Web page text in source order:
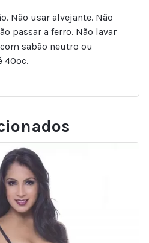
Não usar alvejante. Não
passar a ferro. Não lavar
sabão neutro ou
40ºc.